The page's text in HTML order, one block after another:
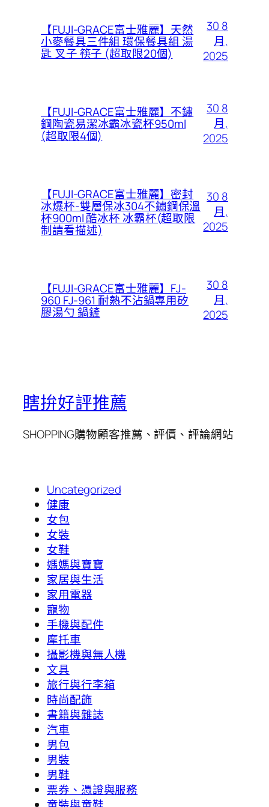
【FUJI-GRACE富士雅麗】天然
小麥餐具三件組 環保餐具組 湯
匙 叉子 筷子 (超取限20個)
30 8
月,
2025
【FUJI-GRACE富士雅麗】不鏽
鋼陶瓷易潔冰霸冰瓷杯950ml
(超取限4個)
30 8
月,
2025
【FUJI-GRACE富士雅麗】密封
冰爆杯-雙層保冰304不鏽鋼保溫
杯900ml 酷冰杯 冰霸杯(超取限
制請看描述)
30 8
月,
2025
【FUJI-GRACE富士雅麗】FJ-
960 FJ-961 耐熱不沾鍋專用矽
膠湯勺 鍋鏟
30 8
月,
2025
瞎拚好評推薦
SHOPPING購物顧客推薦、評價、評論網站
Uncategorized
健康
女包
女裝
女鞋
媽媽與寶寶
家居與生活
家用電器
寵物
手機與配件
摩托車
攝影機與無人機
文具
旅行與行李箱
時尚配飾
書籍與雜誌
汽車
男包
男裝
男鞋
票券、憑證與服務